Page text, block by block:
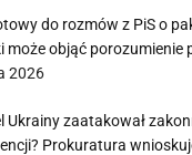
do rozmów z PiS o
może objąć porozumienie
2026
Ukrainy zaatakował
Prokuratura